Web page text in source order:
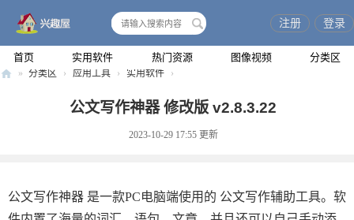
首页 实用软件 热门资源 图像视频 分类区
注册 登录
» 分类区 › 应用工具 › 实用软件 ›
公文写作神器 修改版 v2.8.3.22
2023-10-29 17:55 更新
公文写作神器 是一款PC电脑端使用的 公文写作辅助工具。软